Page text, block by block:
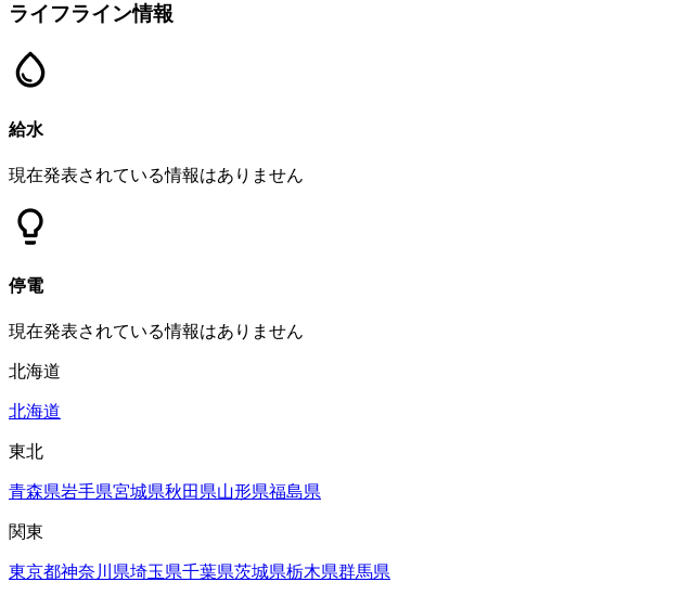
ライフライン情報
給水
現在発表されている情報はありません
停電
現在発表されている情報はありません
北海道
北海道
東北
青森県岩手県宮城県秋田県山形県福島県
関東
東京都神奈川県埼玉県千葉県茨城県栃木県群馬県